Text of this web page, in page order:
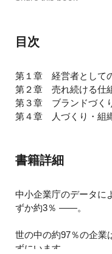
目次
第１章 経営者として
第２章 売れ続ける仕
第３章 ブランドづく
第４章 人づくり・組
書籍詳細
中小企業庁のデータに
ずか約3％ ――。
世の中の約97％の企業
ずにいます。